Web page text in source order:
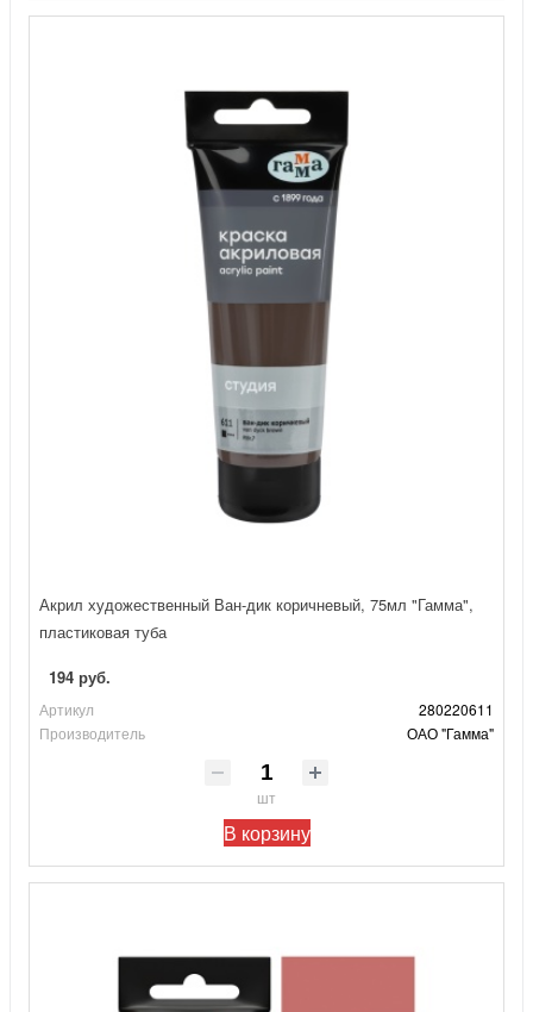
Акрил художественный Ван-дик коричневый, 75мл "Гамма",
пластиковая туба
194 руб.
Артикул
280220611
Производитель
ОАО "Гамма"
шт
В корзину